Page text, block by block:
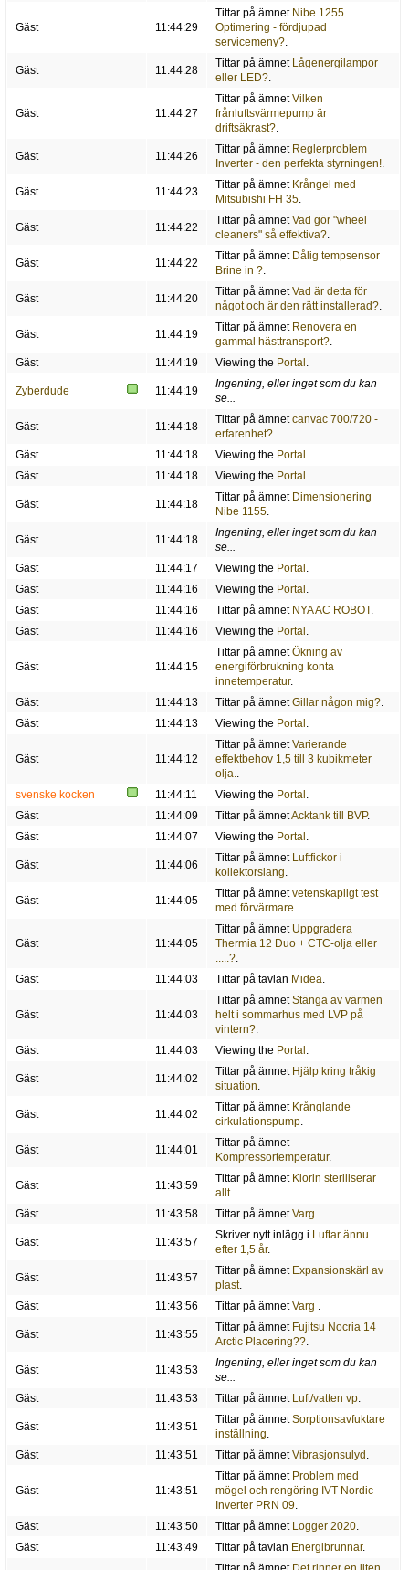
Gäst 11:44:29
Tittar på ämnet Nibe 1255
Optimering - fördjupad
servicemeny?.
Gäst 11:44:28
Tittar på ämnet Lågenergilampor
eller LED?.
Gäst 11:44:27
Tittar på ämnetVilken
frånluftsvärmepump är
driftsäkrast?.
Gäst 11:44:26
Tittar på ämnet Reglerproblem
Inverter - den perfekta styrningen!.
Gäst 11:44:23
Tittar på ämnet Krångel med
Mitsubishi FH 35.
Gäst 11:44:22
Tittar på ämnetVad gör "wheel
cleaners" så effektiva?.
Gäst 11:44:22
Tittar på ämnet Dålig tempsensor
Brine in ?.
Gäst 11:44:20
Tittar på ämnetVad är detta för
något och är den rätt installerad?.
Gäst 11:44:19
Tittar på ämnet Renovera en
gammal hästtransport?.
Gäst
11:44:19 Viewing the Portal .
Zyberdude 11:44:19
Ingenting, eller inget som du kan
se...
Gäst 11:44:18
Tittar på ämnetcanvac 700/720 -
erfarenhet?.
Gäst
11:44:18 Viewing the Portal .
Gäst
11:44:18 Viewing the Portal .
Gäst 11:44:18
Tittar på ämnet Dimensionering
Nibe 1155.
Gäst 11:44:18
Ingenting, eller inget som du kan
se...
Gäst
11:44:17 Viewing the Portal .
Gäst
11:44:16 Viewing the Portal .
Gäst
11:44:16 Tittar på ämnet NYA AC ROBOT.
Gäst
11:44:16 Viewing the Portal .
Gäst 11:44:15
Tittar på ämnetÖkning av
energiförbrukning konta
innetemperatur.
Gäst
11:44:13 Tittar på ämnetGillar någon mig?.
Gäst
11:44:13 Viewing the Portal .
Gäst 11:44:12
Tittar på ämnetVarierande
effektbehov 1,5 till 3 kubikmeter
olja..
svenske kocken
11:44:11 Viewing the Portal .
Gäst
11:44:09 Tittar på ämnetAcktank till BVP.
Gäst
11:44:07 Viewing the Portal .
Gäst 11:44:06
Tittar på ämnet Luftfickor i
kollektorslang.
Gäst 11:44:05
Tittar på ämnetvetenskapligt test
med förvärmare.
Gäst 11:44:05
Tittar på ämnet Uppgradera
Thermia 12 Duo + CTC-olja eller
.....?.
Gäst
11:44:03 Tittar på tavlan Midea.
Gäst 11:44:03
Tittar på ämnetStänga av värmen
helt i sommarhus med LVP på
vintern?.
Gäst
11:44:03 Viewing the Portal .
Gäst 11:44:02
Tittar på ämnet Hjälp kring tråkig
situation.
Gäst 11:44:02
Tittar på ämnet Krånglande
cirkulationspump.
Gäst 11:44:01
Tittar på ämnet
Kompressortemperatur.
Gäst 11:43:59
Tittar på ämnet Klorin steriliserar
allt..
Gäst
11:43:58 Tittar på ämnetVarg .
Gäst 11:43:57
Skriver nytt inlägg i Luftar ännu
efter 1,5 år.
Gäst 11:43:57
Tittar på ämnet Expansionskärl av
plast.
Gäst
11:43:56 Tittar på ämnetVarg .
Gäst 11:43:55
Tittar på ämnet Fujitsu Nocria 14
Arctic Placering??.
Gäst 11:43:53
Ingenting, eller inget som du kan
se...
Gäst
11:43:53 Tittar på ämnet Luft/vatten vp.
Gäst 11:43:51
Tittar på ämnetSorptionsavfuktare
inställning.
Gäst
11:43:51 Tittar på ämnetVibrasjonsulyd .
Gäst 11:43:51
Tittar på ämnet Problem med
mögel och rengöring IVT Nordic
Inverter PRN 09.
Gäst
11:43:50 Tittar på ämnet Logger 2020.
Gäst
11:43:49 Tittar på tavlan Energibrunnar.